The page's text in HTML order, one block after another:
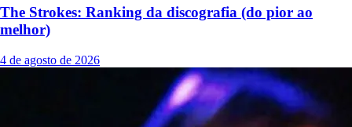
The Strokes: Ranking da discografia (do pior ao
melhor)
4 de agosto de 2026